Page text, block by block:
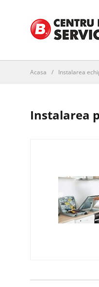
Acasa / Instalarea
Instalarea